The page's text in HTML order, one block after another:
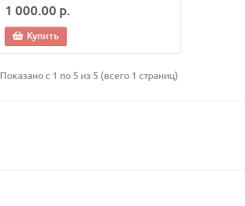
1 000.00 р.
Купить
Показано с 1 по 5 из 5 (всего 1 страниц)